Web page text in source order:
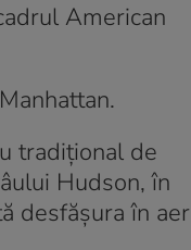
American
tradiţional de
Hudson, în
desfăşura în aer